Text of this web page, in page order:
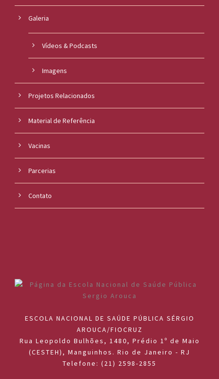
Galeria
Vídeos & Podcasts
Imagens
Projetos Relacionados
Material de Referência
Vacinas
Parcerias
Contato
ESCOLA NACIONAL DE SAÚDE PÚBLICA SÉRGIO
AROUCA/FIOCRUZ
Rua Leopoldo Bulhões, 1480, Prédio 1º de Maio
(CESTEH), Manguinhos. Rio de Janeiro - RJ
Telefone: (21) 2598-2855